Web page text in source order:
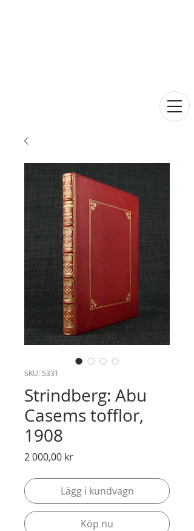
SKU: 5331
Strindberg: Abu
Casems tofflor,
1908
2 000,00 krPris
Lägg i kundvagn
Köp nu